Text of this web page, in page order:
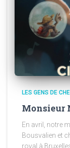
LES GENS DE
Monsieur
En avril, notre
Bousvalien et
royal à